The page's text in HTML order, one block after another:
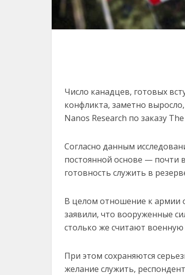
Число канадцев, готовых
конфликта, заметно
Nanos Research по заказу
Согласно данным
постоянной основе — почти
готовность служить в
В целом отношение к армии
заявили, что вооруженные
столько же считают
При этом сохраняются
желание служить,